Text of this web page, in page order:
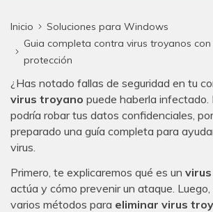
Inicio
Soluciones para Windows
Guia completa contra virus troyanos
protección
¿Has notado fallas de seguridad en tu
virus troyano puede haberla infectado.
podría robar tus datos confidenciales,
preparado una guía completa para
virus.
Primero, te explicaremos qué es un
actúa y cómo prevenir un ataque.
varios métodos para eliminar virus